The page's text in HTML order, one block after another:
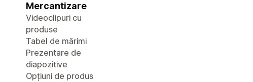
Mercantizare
Videoclipuri cu
produse
Tabel de mărimi
Prezentare de
diapozitive
Opțiuni de produs